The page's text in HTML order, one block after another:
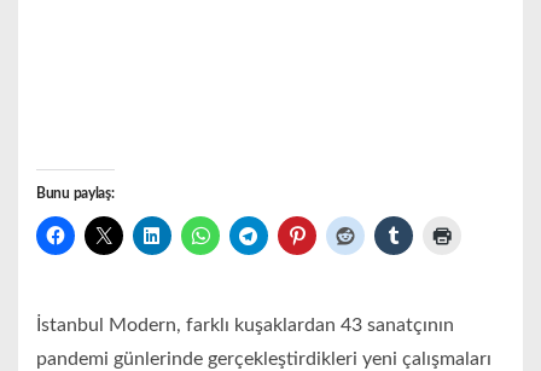
Bunu paylaş:
İstanbul Modern, farklı kuşaklardan 43 sanatçının
pandemi günlerinde gerçekleştirdikleri yeni çalışmaları